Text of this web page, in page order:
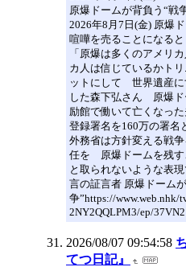
原爆ドームが背負う“戦
2026年8月7日(金) 原爆
喧嘩を売ることになる
「原爆は多くのアメリ
カ人は信じているかト
ットにして 世界遺産に
した森下弘さん 原爆ド
励館で働いて亡くなっ
登録署名を160万の署
外務省は方針変える戦
任を 原爆ドームを残す
と取られないような表
言の証言者 原爆ドーム
争”https://www.web.nhk/
2NY2QQLPM3/ep/37VN2
2026/08/07 09:54:58
てつ日記』